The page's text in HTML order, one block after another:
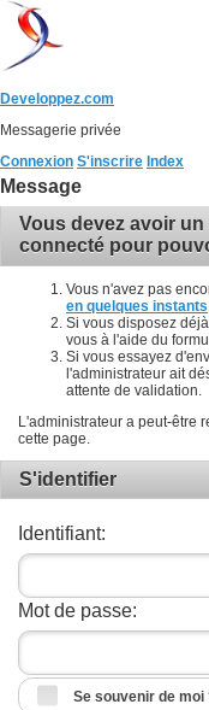
Developpez.com
Messagerie privée
Connexion S'inscrire Index
Message
Vous devez avoir
connecté pour
Vous n'avez pas
en quelques instants
Si vous disposez
vous à l'aide du
Si vous essayez
l'administrateur ait
attente de validation.
L'administrateur a peut-être
cette page.
S'identifier
Identifiant:
Mot de passe:
Se souvenir de moi